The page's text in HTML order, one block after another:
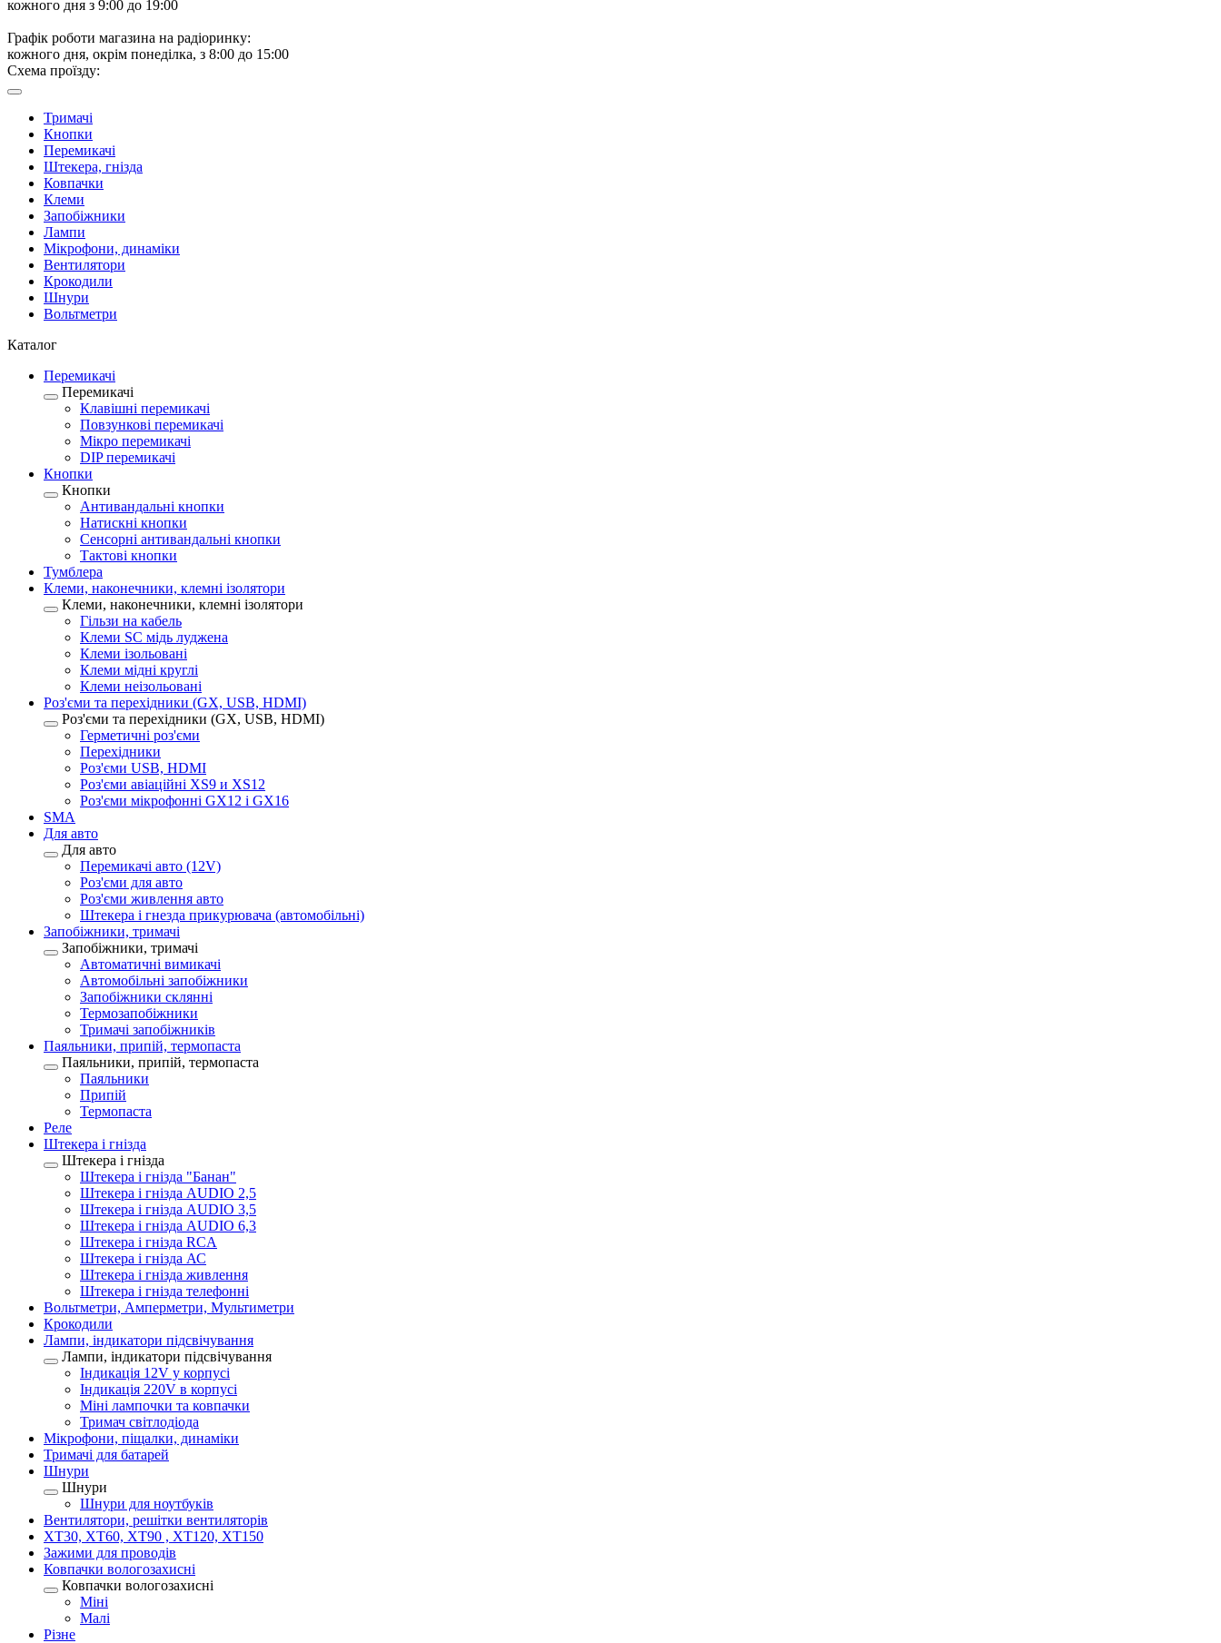
кожного дня з 9:00 до 19:00
Графік роботи магазина на радіоринку:
кожного дня, окрім понеділка, з 8:00 до 15:00
Схема проїзду:
Тримачі
Кнопки
Перемикачі
Штекера, гнізда
Ковпачки
Клеми
Запобіжники
Лампи
Мікрофони, динаміки
Вентилятори
Крокодили
Шнури
Вольтметри
Каталог
Перемикачі
Перемикачі
Клавішні перемикачі
Повзункові перемикачі
Мікро перемикачі
DIP перемикачі
Кнопки
Кнопки
Антивандальні кнопки
Натискні кнопки
Сенсорні антивандальні кнопки
Тактові кнопки
Тумблера
Клеми, наконечники, клемні ізолятори
Клеми, наконечники, клемні ізолятори
Гільзи на кабель
Клеми SC мідь луджена
Клеми ізольовані
Клеми мідні круглі
Клеми неізольовані
Роз'єми та перехідники (GX, USB, HDMI)
Роз'єми та перехідники (GX, USB, HDMI)
Герметичні роз'єми
Перехідники
Роз'єми USB, HDMI
Роз'єми авіаційні XS9 и XS12
Роз'єми мікрофонні GX12 і GX16
SMA
Для авто
Для авто
Перемикачі авто (12V)
Роз'єми для авто
Роз'єми живлення авто
Штекера і гнезда прикурювача (автомобільні)
Запобіжники, тримачі
Запобіжники, тримачі
Автоматичні вимикачі
Автомобільні запобіжники
Запобіжники склянні
Термозапобіжники
Тримачі запобіжників
Паяльники, припій, термопаста
Паяльники, припій, термопаста
Паяльники
Припій
Термопаста
Реле
Штекера і гнізда
Штекера і гнізда
Штекера і гнізда "Банан"
Штекера і гнізда AUDIO 2,5
Штекера і гнізда AUDIO 3,5
Штекера і гнізда AUDIO 6,3
Штекера і гнізда RCA
Штекера і гнізда АС
Штекера і гнізда живлення
Штекера і гнізда телефонні
Вольтметри, Амперметри, Мультиметри
Крокодили
Лампи, індикатори підсвічування
Лампи, індикатори підсвічування
Індикація 12V у корпусі
Індикація 220V в корпусі
Міні лампочки та ковпачки
Тримач світлодіода
Мікрофони, піщалки, динаміки
Тримачі для батарей
Шнури
Шнури
Шнури для ноутбуків
Вентилятори, решітки вентиляторів
XT30, XT60, XT90 , XT120, XT150
Зажими для проводів
Ковпачки вологозахисні
Ковпачки вологозахисні
Міні
Малі
Різне